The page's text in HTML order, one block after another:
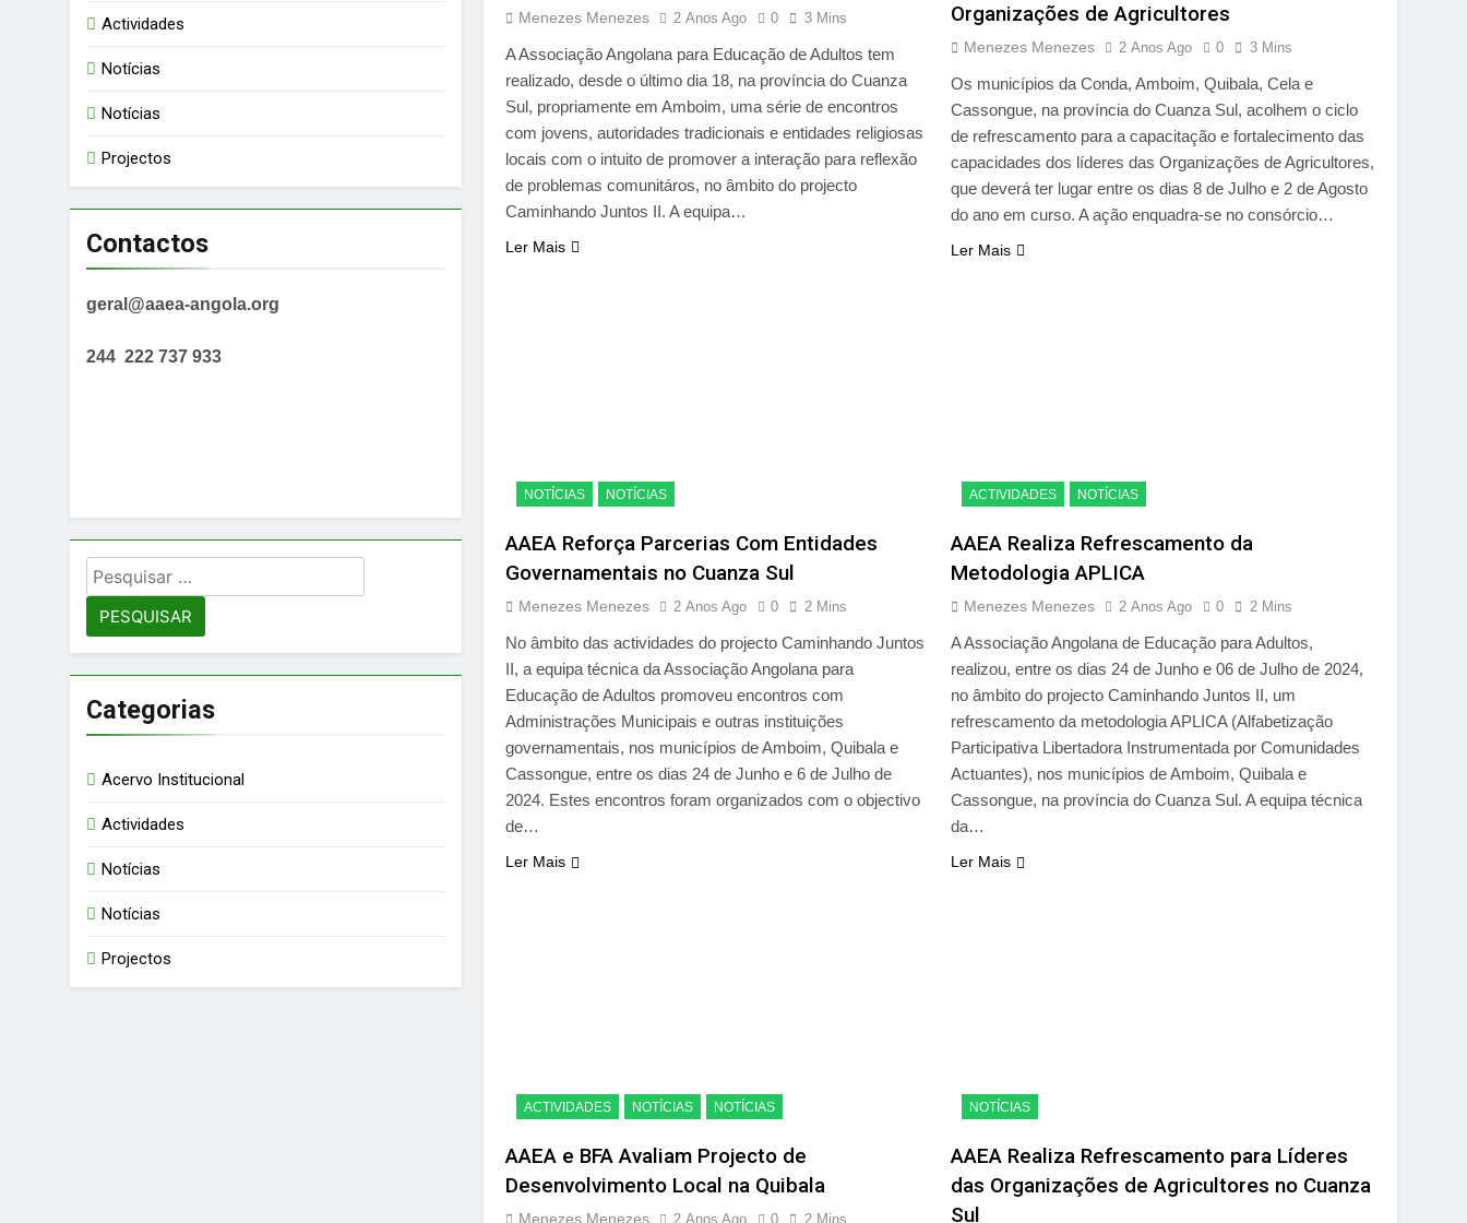
Actividades
Notícias
Notícias
Projectos
Contactos
geral@aaea-angola.org
244 222 737 933
Pesquisar
por:
Categorias
Acervo Institucional
Actividades
Notícias
Notícias
Projectos
Menezes Menezes 2 Anos Ago 0 3 Mins
A Associação Angolana para Educação de Adultos tem
realizado, desde o último dia 18, na província do Cuanza
Sul, propriamente em Amboim, uma série de encontros
com jovens, autoridades tradicionais e entidades religiosas
locais com o intuito de promover a interação para reflexão
de problemas comunitáros, no âmbito do projecto
Caminhando Juntos II. A equipa…
Ler Mais
Organizações de Agricultores
Menezes Menezes 2 Anos Ago 0 3 Mins
Os municípios da Conda, Amboim, Quibala, Cela e
Cassongue, na província do Cuanza Sul, acolhem o ciclo
de refrescamento para a capacitação e fortalecimento das
capacidades dos líderes das Organizações de Agricultores,
que deverá ter lugar entre os dias 8 de Julho e 2 de Agosto
do ano em curso. A ação enquadra-se no consórcio…
Ler Mais
NOTÍCIAS NOTÍCIAS
AAEA Reforça Parcerias Com Entidades
Governamentais no Cuanza Sul
Menezes Menezes 2 Anos Ago 0 2 Mins
No âmbito das actividades do projecto Caminhando Juntos
II, a equipa técnica da Associação Angolana para
Educação de Adultos promoveu encontros com
Administrações Municipais e outras instituições
governamentais, nos municípios de Amboim, Quibala e
Cassongue, entre os dias 24 de Junho e 6 de Julho de
2024. Estes encontros foram organizados com o objectivo
de…
Ler Mais
ACTIVIDADES NOTÍCIAS
AAEA Realiza Refrescamento da
Metodologia APLICA
Menezes Menezes 2 Anos Ago 0 2 Mins
A Associação Angolana de Educação para Adultos,
realizou, entre os dias 24 de Junho e 06 de Julho de 2024,
no âmbito do projecto Caminhando Juntos II, um
refrescamento da metodologia APLICA (Alfabetização
Participativa Libertadora Instrumentada por Comunidades
Actuantes), nos municípios de Amboim, Quibala e
Cassongue, na província do Cuanza Sul. A equipa técnica
da…
Ler Mais
ACTIVIDADES NOTÍCIAS NOTÍCIAS
AAEA e BFA Avaliam Projecto de
Desenvolvimento Local na Quibala
Menezes Menezes 2 Anos Ago 0 2 Mins
NOTÍCIAS
AAEA Realiza Refrescamento para Líderes
das Organizações de Agricultores no Cuanza
Sul